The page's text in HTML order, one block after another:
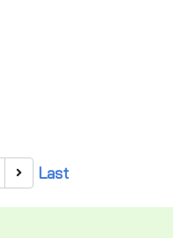
Last